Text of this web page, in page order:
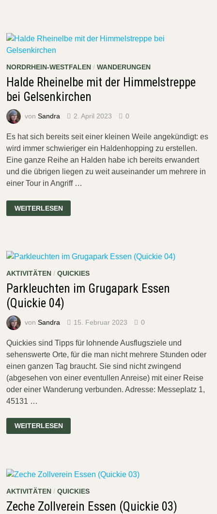
NORDRHEIN-WESTFALEN/ WANDERUNGEN
Halde Rheinelbe mit der Himmelstreppe
bei Gelsenkirchen
von Sandra 2. April 2023 0
Es hat sich bereits seit einer kleinen Weile angekündigt: es
wird immer schwieriger ein Haldenhopping zu erstellen.
Eine ganze Reihe an Halden habe ich bereits erwandert
und die übrigen liegen zu weit auseinander um mehrere in
einer Tour in Angriff …
HALDE
RHEINELBE
WEITERLESEN
AKTIVITÄTEN/ QUICKIES
Parkleuchten im Grugapark Essen
(Quickie 04)
von Sandra 15. Februar 2023 0
Quickies sind Tipps für lohnende Ausflugsziele und
sehenswerte Orte, für die man nicht mehrere Stunden oder
einen ganzen Tag braucht. Sie sind nicht zwingend
(abgesehen von einer eventullen Anreise) mit einer Reise
oder einer Wanderung verbunden. Adresse: Messeplatz 1,
45131 …
PARKLEUCHTEN
IM
WEITERLESEN
AKTIVITÄTEN/ QUICKIES
Zeche Zollverein Essen (Quickie 03)